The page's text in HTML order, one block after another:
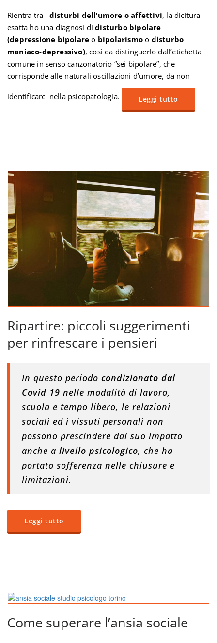
Rientra tra i disturbi dell’umore o affettivi, la dicitura
esatta ho una diagnosi didisturbo bipolare
(depressione bipolareo bipolarismoo disturbo
maniaco-depressivo), così da distinguerlo dall’etichetta
comune in senso canzonatorio “sei bipolare”, che
corrisponde alle naturali oscillazioni d’umore, da non
identificarci nella psicopatologia. Leggi tutto
Ripartire: piccoli suggerimenti
per rinfrescare i pensieri
In questo periodo condizionato dal
Covid 19 nelle modalità di lavoro,
scuola e tempo libero, le relazioni
sociali ed i vissuti personali non
possono prescindere dal suo impatto
anche a livello psicologico, che ha
portato sofferenza nelle chiusure e
limitazioni.
Leggi tutto
Come superare l’ansia sociale